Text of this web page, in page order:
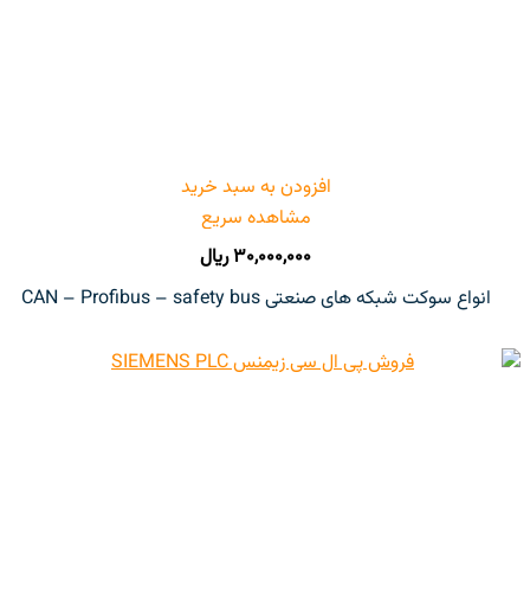
افزودن به سبد خرید
مشاهده سریع
۳۰,۰۰۰,۰۰۰ریال
انواع سوکت شبکه های صنعتی CAN – Profibus – safety bus